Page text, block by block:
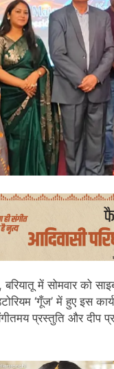
में सोमवार को
‘गूँज’ में हुए इस
प्रस्तुति और दीप